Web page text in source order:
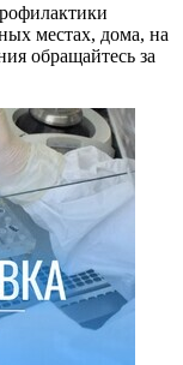
местах, дома, на
обращайтесь за